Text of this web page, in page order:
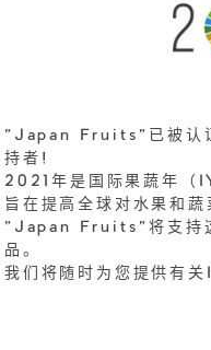
"Japan Fruits"已被认
持者!
2021年是国际果蔬年（
旨在提高全球对水果和蔬
"Japan Fruits"将支持
品。
我们将随时为您提供有